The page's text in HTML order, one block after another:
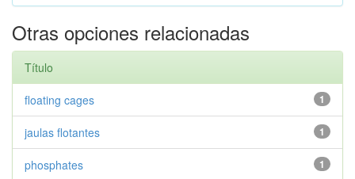
Otras opciones relacionadas
Título
1
floating cages
1
jaulas flotantes
1
phosphates